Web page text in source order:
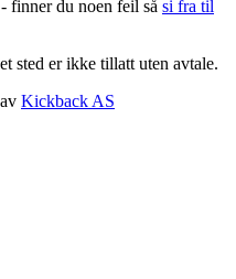
finner du noen feil så si fra til
sted er ikke tillatt uten avtale.
Kickback AS